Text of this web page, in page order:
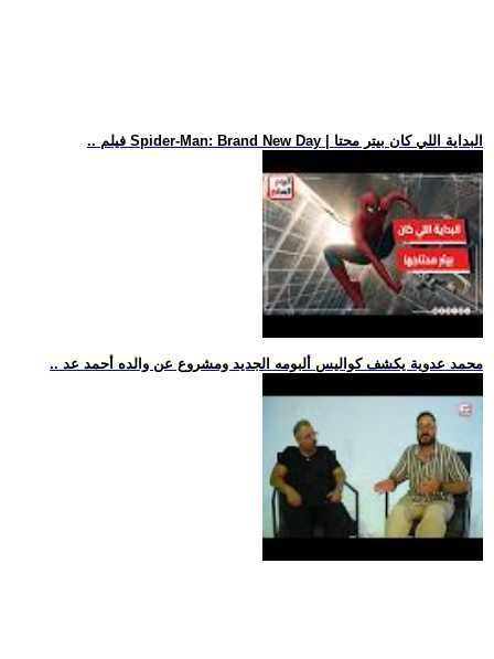
.. فيلم Spider-Man: Brand New Day | البداية اللي كان بيتر محتا
.. محمد عدوية يكشف كواليس ألبومه الجديد ومشروع عن والده أحمد عد